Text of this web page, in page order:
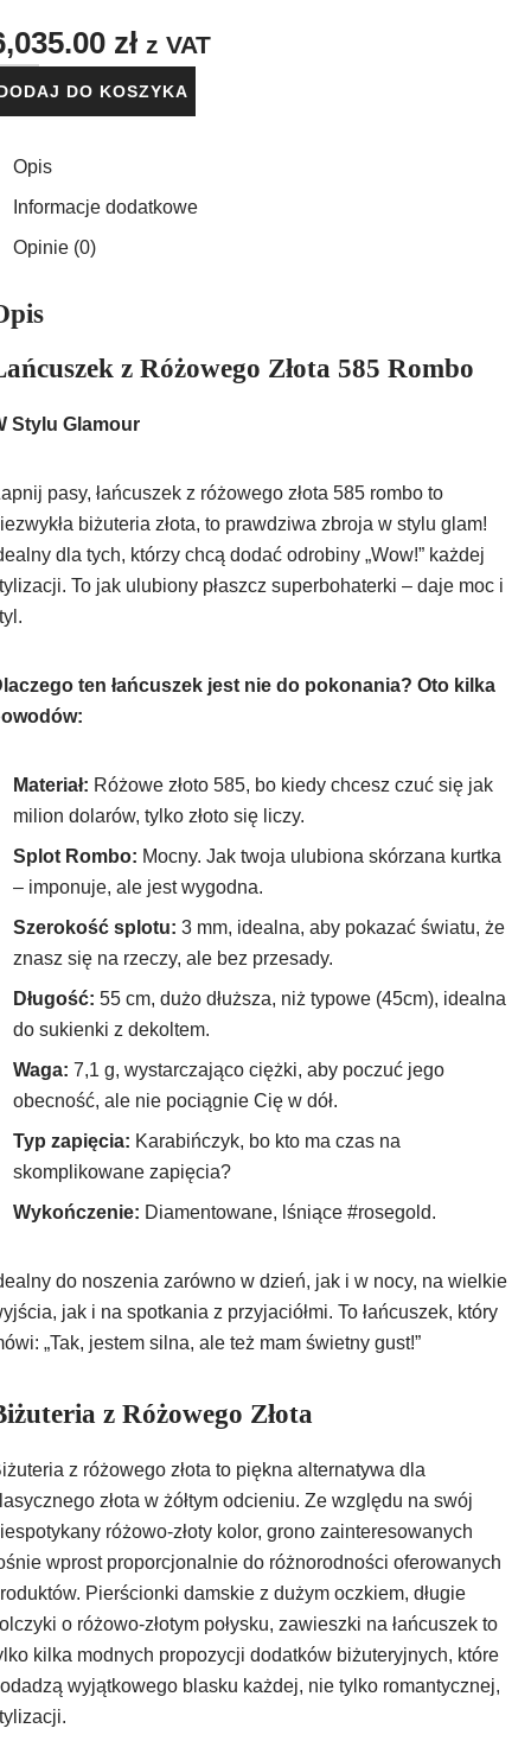
zł z VAT
DO KOSZYKA
Opis
Informacje dodatkowe
Opinie (0)
z Różowego Złota 585 Rombo
Stylu Glamour
pasy, łańcuszek z różowego złota 585 rombo to
biżuteria złota, to prawdziwa zbroja w stylu glam!
dla tych, którzy chcą dodać odrobiny „Wow!” każdej
To jak ulubiony płaszcz superbohaterki – daje moc i
ten łańcuszek jest nie do pokonania? Oto kilka
Materiał: Różowe złoto 585, bo kiedy chcesz czuć się jak
milion dolarów, tylko złoto się liczy.
Splot Rombo: Mocny. Jak twoja ulubiona skórzana kurtka
– imponuje, ale jest wygodna.
Szerokość splotu: 3 mm, idealna, aby pokazać światu, że
znasz się na rzeczy, ale bez przesady.
Długość: 55 cm, dużo dłuższa, niż typowe (45cm), idealna
do sukienki z dekoltem.
Waga: 7,1 g, wystarczająco ciężki, aby poczuć jego
obecność, ale nie pociągnie Cię w dół.
Typ zapięcia: Karabińczyk, bo kto ma czas na
skomplikowane zapięcia?
Wykończenie: Diamentowane, lśniące #rosegold.
do noszenia zarówno w dzień, jak i w nocy, na wielkie
jak i na spotkania z przyjaciółmi. To łańcuszek, który
„Tak, jestem silna, ale też mam świetny gust!”
z Różowego Złota
z różowego złota to piękna alternatywa dla
złota w żółtym odcieniu. Ze względu na swój
różowo-złoty kolor, grono zainteresowanych
wprost proporcjonalnie do różnorodności oferowanych
Pierścionki damskie z dużym oczkiem, długie
o różowo-złotym połysku, zawieszki na łańcuszek to
kilka modnych propozycji dodatków biżuteryjnych, które
wyjątkowego blasku każdej, nie tylko romantycznej,